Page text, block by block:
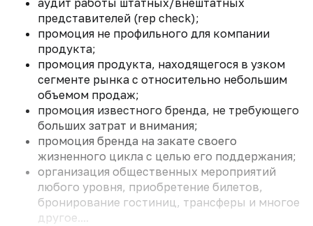
аудит работы штатных/внештатных
представителей (rep check);
промоция не профильного для компании
продукта;
промоция продукта, находящегося в узком
сегменте рынка с относительно небольшим
объемом продаж;
промоция известного бренда, не требующего
больших затрат и внимания;
промоция бренда на закате своего
жизненного цикла с целью его поддержания;
организация общественных мероприятий
любого уровня, приобретение билетов,
бронирование гостиниц, трансферы и многое
другое....